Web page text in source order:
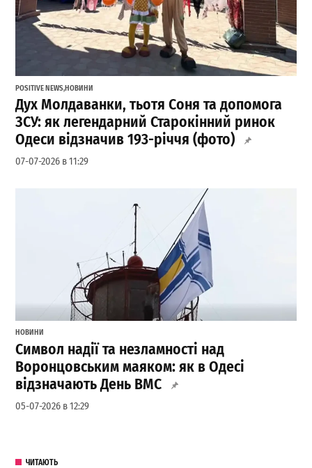
POSITIVE NEWS,НОВИНИ
Дух Молдаванки, тьотя Соня та допомога
ЗСУ: як легендарний Старокінний ринок
Одеси відзначив 193-річчя (фото)
07-07-2026 в 11:29
НОВИНИ
Символ надії та незламності над
Воронцовським маяком: як в Одесі
відзначають День ВМС
05-07-2026 в 12:29
ЧИТАЮТЬ